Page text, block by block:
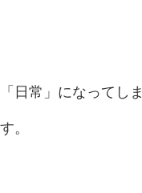
日常」になってし
。